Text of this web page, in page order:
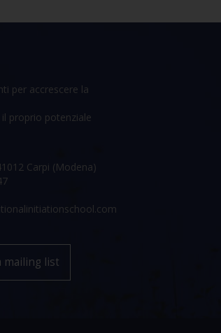
per accrescere la
proprio potenziale
Carpi (Modena)
mailing list